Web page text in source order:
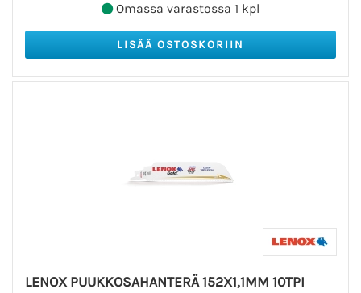
Omassa varastossa 1 kpl
LENOX PUUKKOSAHANTERÄ 152X1,1MM 10TPI